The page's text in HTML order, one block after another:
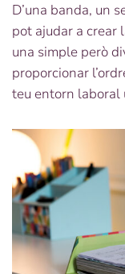
D’una banda, un
pot ajudar a crear
una simple però
proporcionar
teu entorn laboral